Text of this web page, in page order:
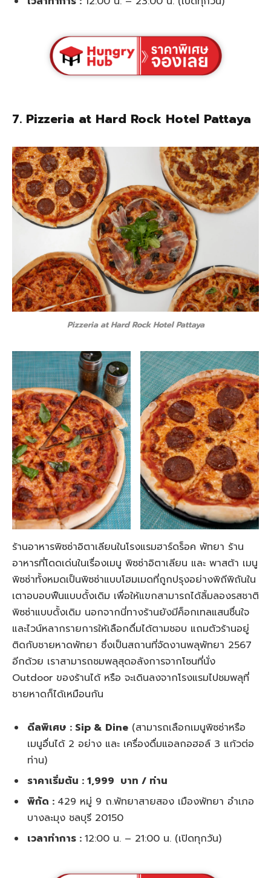
7. Pizzeria at Hard Rock Hotel Pattaya
Pizzeria at Hard Rock Hotel Pattaya
ร้านอาหารพิซซ่าอิตาเลียนในโรงแรมฮาร์ดร็อค พัทยา ร้าน
อาหารที่โดดเด่นในเรื่องเมนู พิซซ่าอิตาเลียน และ พาสต้า เมนู
พิซซ่าทั้งหมดเป็นพิซซ่าแบบโฮมเมดที่ถูกปรุงอย่างพิถีพิถันใน
เตาอบอบฟืนแบบดั้งเดิม เพื่อให้แขกสามารถได้ลิ้มลองรสชาติ
พิซซ่าแบบดั้งเดิม นอกจากนี่ทางร้านยังมีค็อกเทลแสนชื่นใจ
และไวน์หลากรายการให้เลือกดื่มได้ตามชอบ แถมตัวร้านอยู่
ติดกับชายหาดพัทยา ซึ่งเป็นสถานที่จัดงานพลุพัทยา 2567
อีกด้วย เราสามารถชมพลุสุดอลังการจากโซนที่นั่ง
Outdoor ของร้านได้ หรือ จะเดินลงจากโรงแรมไปชมพลุที่
ชายหาดก็ได้เหมือนกัน
ดีลพิเศษ : Sip & Dine (สามารถเลือกเมนูพิซซ่าหรือ
เมนูอื่นได้ 2 อย่าง และ เครื่องดื่มแอลกอฮอล์ 3 แก้วต่อ
ท่าน)
ราคาเริ่มต้น : 1,999 บาท / ท่าน
พิกัด : 429 หมู่ 9 ถ.พัทยาสายสอง เมืองพัทยา อำเภอ
บางละมุง ชลบุรี 20150
เวลาทำการ : 12:00 น. – 21:00 น. (เปิดทุกวัน)